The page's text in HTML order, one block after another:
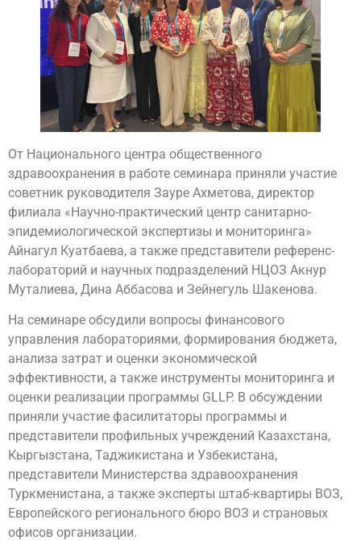
От Национального центра общественного
здравоохранения в работе семинара приняли участие
советник руководителя Зауре Ахметова, директор
филиала «Научно-практический центр санитарно-
эпидемиологической экспертизы и мониторинга»
Айнагул Куатбаева, а также представители референс-
лабораторий и научных подразделений НЦОЗ Акнур
Муталиева, Дина Аббасова и Зейнегуль Шакенова.
На семинаре обсудили вопросы финансового
управления лабораториями, формирования бюджета,
анализа затрат и оценки экономической
эффективности, а также инструменты мониторинга и
оценки реализации программы GLLP. В обсуждении
приняли участие фасилитаторы программы и
представители профильных учреждений Казахстана,
Кыргызстана, Таджикистана и Узбекистана,
представители Министерства здравоохранения
Туркменистана, а также эксперты штаб-квартиры ВОЗ,
Европейского регионального бюро ВОЗ и страновых
офисов организации.